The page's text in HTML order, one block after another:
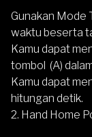
Gunakan Mode
waktu beserta
Kamu dapat
tombol (A)
Kamu dapat
hitungan detik.
2. Hand Home